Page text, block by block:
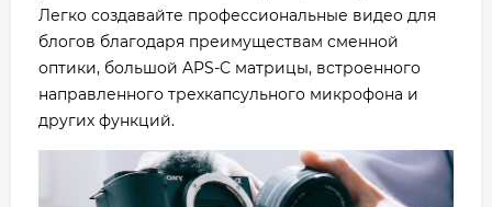
Легко создавайте профессиональные видео для
блогов благодаря преимуществам сменной
оптики, большой APS-C матрицы, встроенного
направленного трехкапсульного микрофона и
других функций.